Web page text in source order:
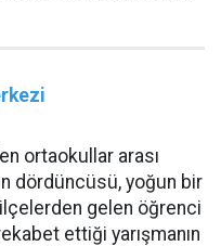
ortaokullar arası
dördüncüsü, yoğun bir
gelen öğrenci
ettiği yarışmanın